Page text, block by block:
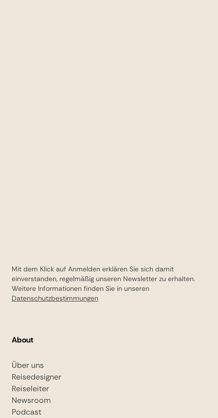
Mit dem Klick auf Anmelden erklären Sie sich damit
einverstanden, regelmäßig unseren Newsletter zu erhalten.
Weitere Informationen finden Sie in unseren
Datenschutzbestimmungen
About
Über uns
Reisedesigner
Reiseleiter
Newsroom
Podcast